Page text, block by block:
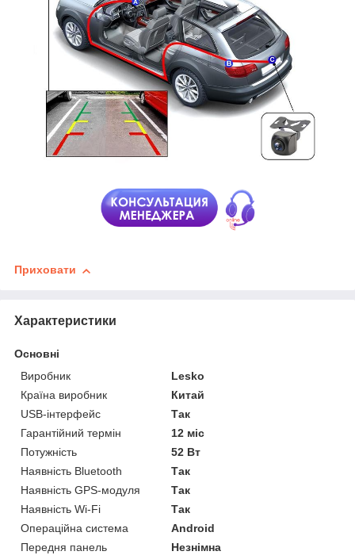
Приховати
Характеристики
Основні
Виробник
Lesko
Країна виробник
Китай
USB-інтерфейс
Так
Гарантійний термін
12 міс
Потужність
52 Вт
Наявність Bluetooth
Так
Наявність GPS-модуля
Так
Наявність Wi-Fi
Так
Операційна система
Android
Передня панель
Незнімна